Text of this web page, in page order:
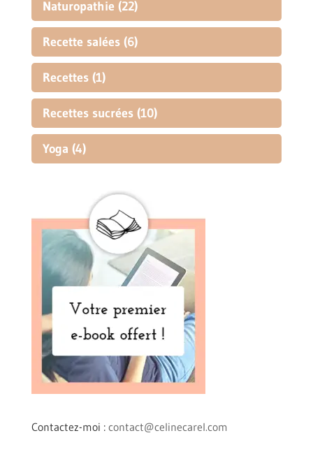
Naturopathie (22)
Recette salées(6)
Recettes(1)
Recettes sucrées(10)
Yoga (4)
Contactez-moi : contact@celinecarel.com